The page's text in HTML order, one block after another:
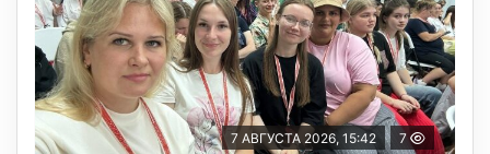
7 АВГУСТА 2026, 15:42 7